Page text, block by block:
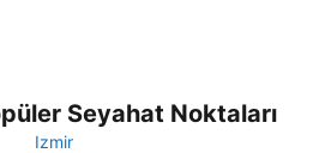
Seyahat Noktaları
Izmir